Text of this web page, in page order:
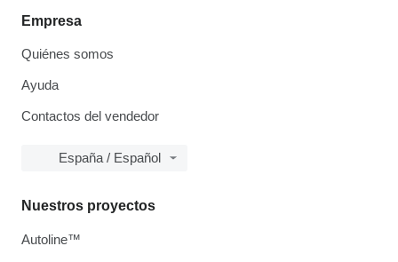
Empresa
Quiénes somos
Ayuda
Contactos del vendedor
España / Español
Nuestros proyectos
Autoline™